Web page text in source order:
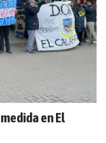
en El